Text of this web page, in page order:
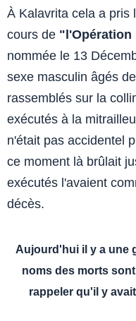
À Kalavrita cela a pris
cours de "l'Opération
nommée le 13
sexe masculin âgés
rassemblés sur la
exécutés à la
n'était pas accidentel
ce moment là brûlait
exécutés l'avaient
décès.
Aujourd'hui il y a une
noms des morts
rappeler qu'il y